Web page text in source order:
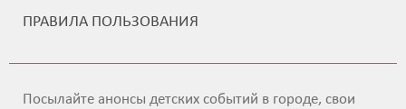
ПРАВИЛА ПОЛЬЗОВАНИЯ
Посылайте анонсы детских событий в городе, свои